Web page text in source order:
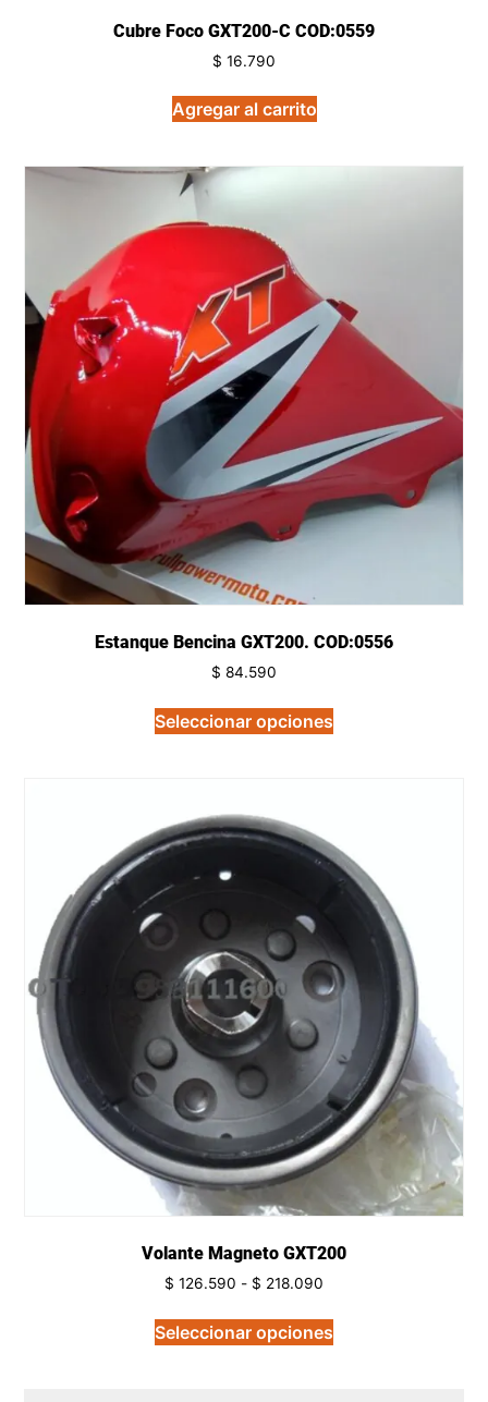
Cubre Foco GXT200-C COD:0559
$ 16.790
Agregar al carrito
Estanque Bencina GXT200. COD:0556
$ 84.590
Seleccionar opciones
Volante Magneto GXT200
$ 126.590 - $ 218.090
Seleccionar opciones